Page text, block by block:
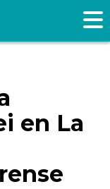
en La